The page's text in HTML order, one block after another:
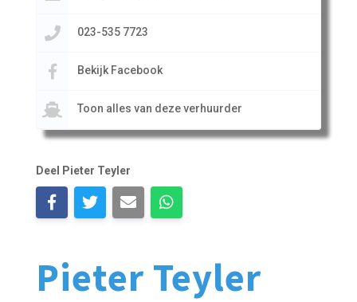
Pieter Teyler
023-535 7723
Bekijk Facebook
Toon alles van deze verhuurder
Deel Pieter Teyler